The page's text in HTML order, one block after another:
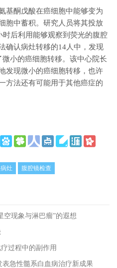
基酮戊酸在癌细胞中能够变为
胞中蓄积。研究人员将其投放
后利用能够观察到荧光的腹腔
确认病灶转移的14人中，发现
小的癌细胞转移。该中心院长
发现微小的癌细胞转移，也许
方法还有可能用于其他癌症的
()
灶 腹腔镜检查
空现象与淋巴瘤”的遐想
过程中的副作用
表急性髓系白血病治疗新成果